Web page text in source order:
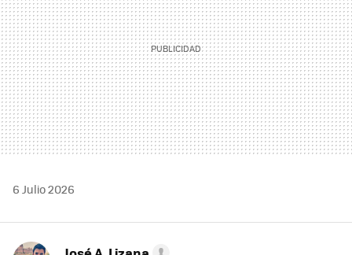
6 Julio 2026